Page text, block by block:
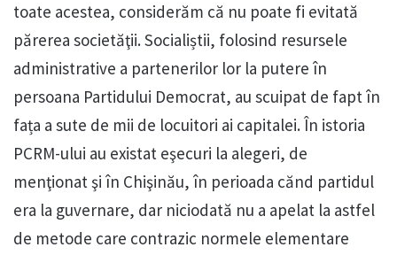
toate acestea, considerăm că nu poate fi evitată
părerea societăţii. Socialiștii, folosind resursele
administrative a partenerilor lor la putere în
persoana Partidului Democrat, au scuipat de fapt în
fața a sute de mii de locuitori ai capitalei. În istoria
PCRM-ului au existat eşecuri la alegeri, de
menţionat şi în Chişinău, în perioada cănd partidul
era la guvernare, dar niciodată nu a apelat la astfel
de metode care contrazic normele elementare